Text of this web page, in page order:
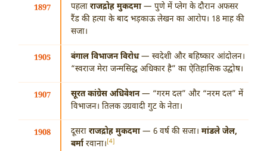
1897 पहला राजद्रोह मुकदमा— पुणे में प्लेग के दौरान अफसर
रैंड की हत्या के बाद भड़काऊ लेखन का आरोप। 18 माह की
सजा।
1905 बंगाल विभाजन विरोध— स्वदेशी और बहिष्कार आंदोलन।
“स्वराज मेरा जन्मसिद्ध अधिकार है” का ऐतिहासिक उद्घोष।
1907 सूरत कांग्रेस अधिवेशन— “गरम दल” और “नरम दल” में
विभाजन। तिलक उग्रवादी गुट के नेता।
1908 दूसरा राजद्रोह मुकदमा— 6 वर्ष की सजा। मांडले जेल,
बर्मारवाना। [4]